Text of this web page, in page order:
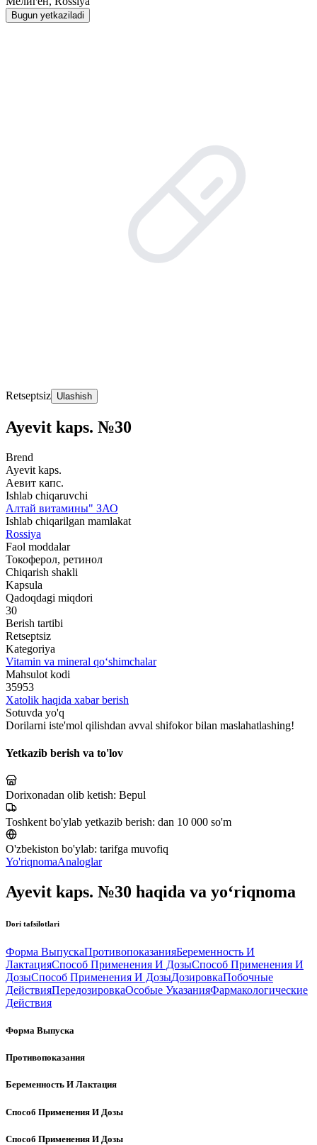
Bugun yetkaziladi
Retseptsiz Ulashish
Ayevit kaps. №30
Brend
Ayevit kaps.
Аевит капс.
Ishlab chiqaruvchi
Алтай витамины" ЗАО
Ishlab chiqarilgan mamlakat
Rossiya
Faol moddalar
Токоферол, ретинол
Chiqarish shakli
Kapsula
Qadoqdagi miqdori
30
Berish tartibi
Retseptsiz
Kategoriya
Vitamin va mineral qo‘shimchalar
Mahsulot kodi
35953
Xatolik haqida xabar berish
Sotuvda yo'q
Dorilarni iste'mol qilishdan avval shifokor bilan maslahatlashing!
Yetkazib berish va to'lov
Dorixonadan olib ketish: Bepul
Toshkent bo'ylab yetkazib berish: dan 10 000 so'm
O'zbekiston bo'ylab: tarifga muvofiq
Yo'riqnomaAnaloglar
Ayevit kaps. №30 haqida va yo‘riqnoma
Dori tafsilotlari
Форма ВыпускаПротивопоказанияБеременность И
ЛактацияСпособ Применения И ДозыСпособ Применения И
ДозыСпособ Применения И ДозыДозировкаПобочные
ДействияПередозировкаОсобые УказанияФармакологические
Действия
Форма Выпуска
Противопоказания
Беременность И Лактация
Способ Применения И Дозы
Способ Применения И Дозы